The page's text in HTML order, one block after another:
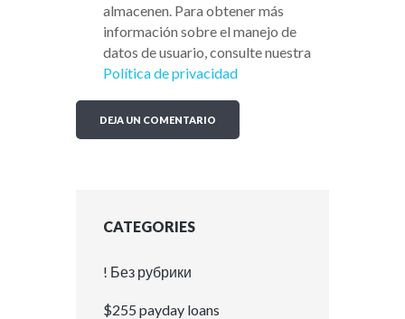
almacenen. Para obtener más
información sobre el manejo de
datos de usuario, consulte nuestra
Política de privacidad
CATEGORIES
! Без рубрики
$255 payday loans